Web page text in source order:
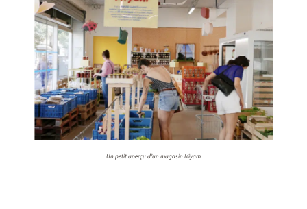
Un petit aperçu d’un magasin Miyam